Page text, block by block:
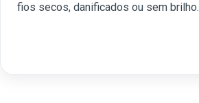
fios secos, danificados ou sem brilho.